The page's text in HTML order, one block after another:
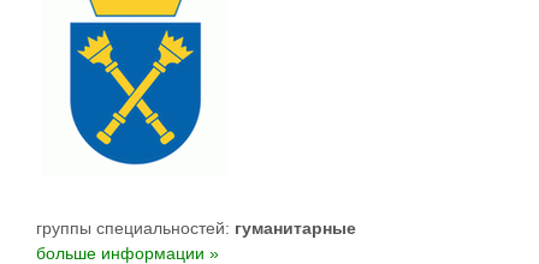
группы специальностей: гуманитарные
больше информации »